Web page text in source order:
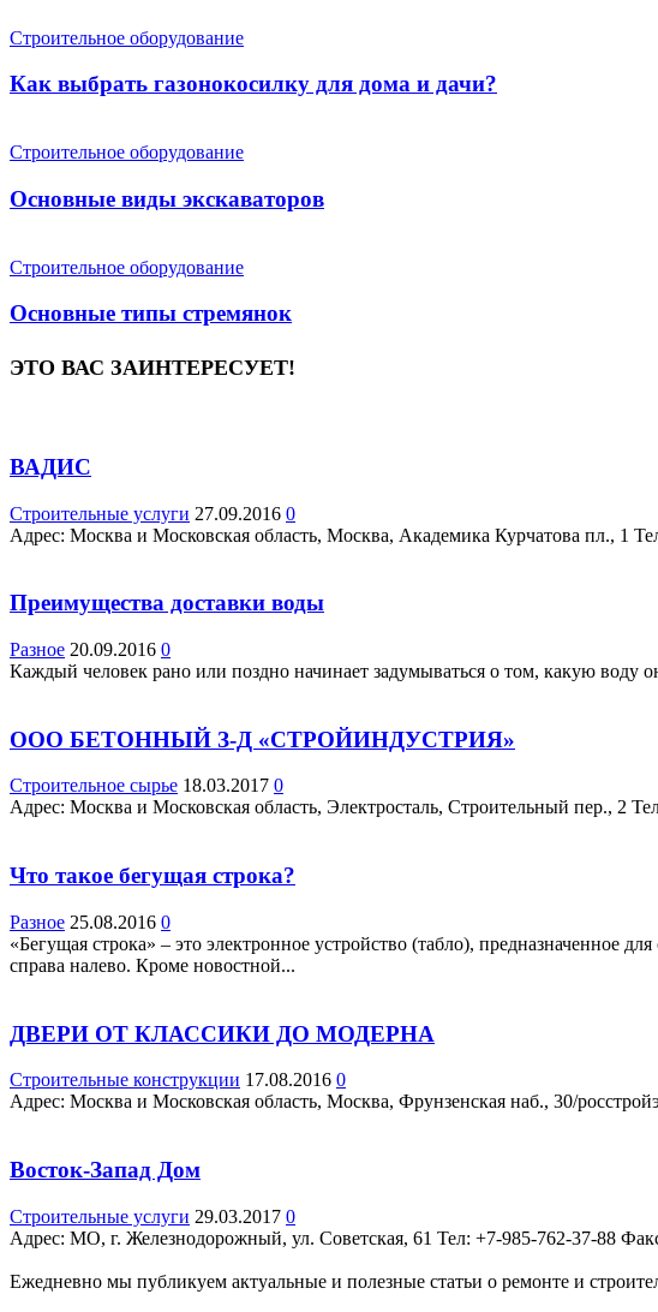
Строительное оборудование
Как выбрать газонокосилку для дома и дачи?
Строительное оборудование
Основные виды экскаваторов
Строительное оборудование
Основные типы стремянок
ЭТО ВАС ЗАИНТЕРЕСУЕТ!
ВАДИС
Строительные услуги 27.09.2016 0
Адрес: Москва и Московская область, Москва, Академика Курчатова пл., 1
Преимущества доставки воды
Разное 20.09.2016 0
Каждый человек рано или поздно начинает задумываться о том, какую воду
ООО БЕТОННЫЙ З-Д «СТРОЙИНДУСТРИЯ»
Строительное сырье 18.03.2017 0
Адрес: Москва и Московская область, Электросталь, Строительный пер., 2
Что такое бегущая строка?
Разное 25.08.2016 0
«Бегущая строка» – это электронное устройство (табло), предназначенное
справа налево. Кроме новостной...
ДВЕРИ ОТ КЛАССИКИ ДО МОДЕРНА
Строительные конструкции 17.08.2016 0
Адрес: Москва и Московская область, Москва, Фрунзенская наб., 30/
Восток-Запад Дом
Строительные услуги 29.03.2017 0
Адрес: МО, г. Железнодорожный, ул. Советская, 61 Teл: +7-985-762-37-88
Ежедневно мы публикуем актуальные и полезные статьи о ремонте и